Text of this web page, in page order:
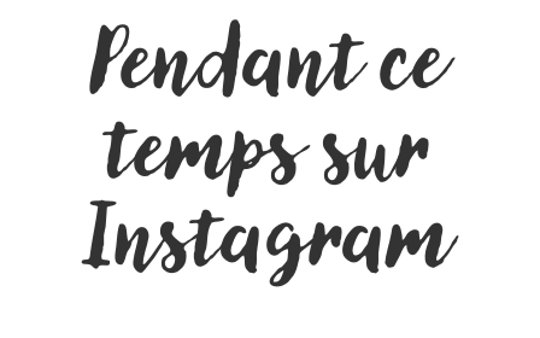
Pendant ce
temps sur
Instagram